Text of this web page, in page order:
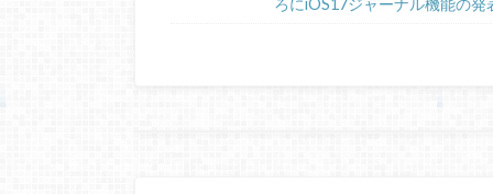
ろにiOS17ジャーナル機能の発